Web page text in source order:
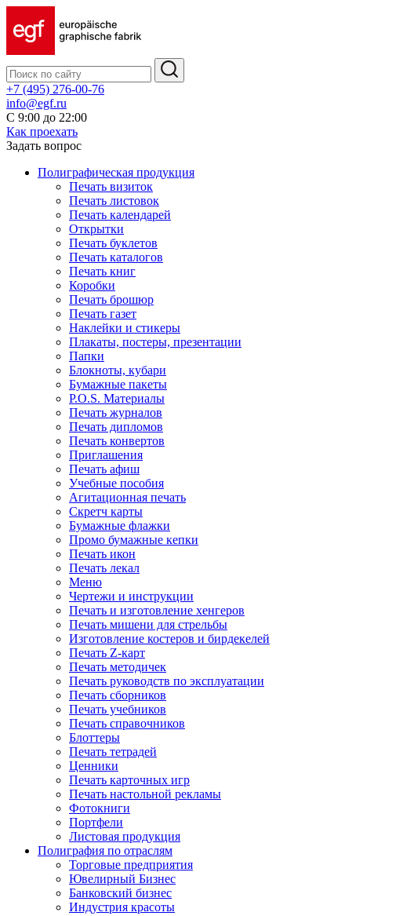
+7 (495) 276-00-76
info@egf.ru
С 9:00 до 22:00
Как проехать
Задать вопрос
Полиграфическая продукция
Печать визиток
Печать листовок
Печать календарей
Открытки
Печать буклетов
Печать каталогов
Печать книг
Коробки
Печать брошюр
Печать газет
Наклейки и стикеры
Плакаты, постеры, презентации
Папки
Блокноты, кубари
Бумажные пакеты
P.O.S. Материалы
Печать журналов
Печать дипломов
Печать конвертов
Приглашения
Печать афиш
Учебные пособия
Агитационная печать
Скретч карты
Бумажные флажки
Промо бумажные кепки
Печать икон
Печать лекал
Меню
Чертежи и инструкции
Печать и изготовление хенгеров
Печать мишени для стрельбы
Изготовление костеров и бирдекелей
Печать Z-карт
Печать методичек
Печать руководств по эксплуатации
Печать сборников
Печать учебников
Печать справочников
Блоттеры
Печать тетрадей
Ценники
Печать карточных игр
Печать настольной рекламы
Фотокниги
Портфели
Листовая продукция
Полиграфия по отраслям
Торговые предприятия
Ювелирный Бизнес
Банковский бизнес
Индустрия красоты